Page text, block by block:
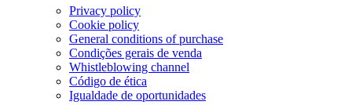
Privacy policy
Cookie policy
General conditions of purchase
Condições gerais de venda
Whistleblowing channel
Código de ética
Igualdade de oportunidades